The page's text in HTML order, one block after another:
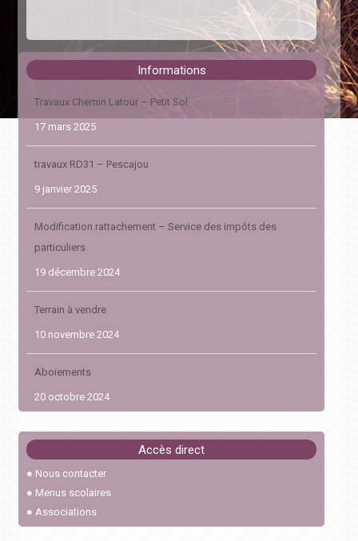
Informations
Travaux Chemin Latour – Petit Sol
17 mars 2025
travaux RD31 – Pescajou
9 janvier 2025
Modification rattachement – Service des impôts des
particuliers
19 décembre 2024
Terrain à vendre
10 novembre 2024
Aboiements
20 octobre 2024
Abaissement de l’âge requis à 17 ans pour le permis de
30 janvier 2024
Feux interdits
Accès direct
● Nous contacter
● Menus scolaires
● Associations